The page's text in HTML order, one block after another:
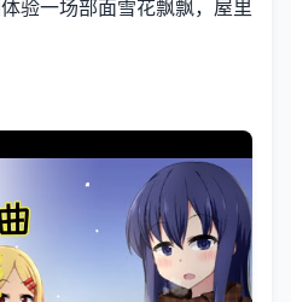
验一场​​部面雪花飘飘，屋里